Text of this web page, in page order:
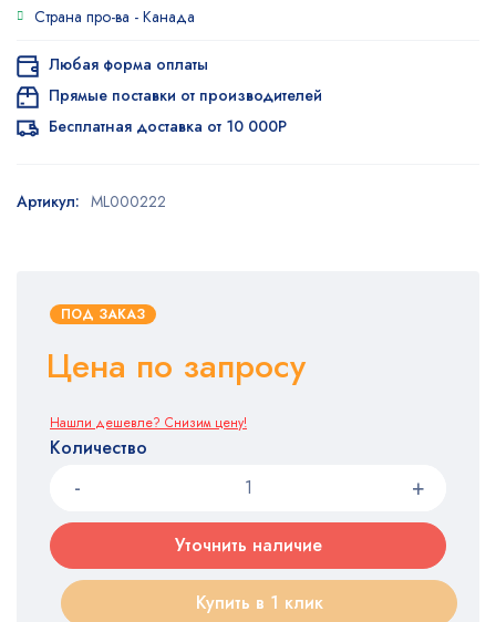
Страна про-ва - Канада
ПОД ЗАКАЗ
Цена по запросу
Нашли дешевле? Снизим цену!
Количество
Уточнить наличие
Купить в 1 клик
Любая форма оплаты
Прямые поставки от производителей
Бесплатная доставка от 10 000Р
Артикул: ML000222